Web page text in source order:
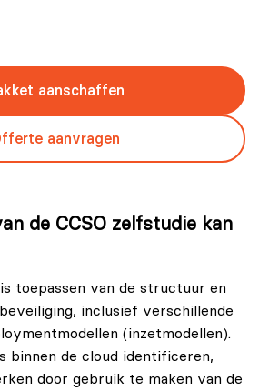
aanschaffen
aanvragen
de CCSO zelfstudie kan
toepassen van de structuur en
inclusief verschillende
(inzetmodellen).
binnen de cloud identificeren,
door gebruik te maken van de